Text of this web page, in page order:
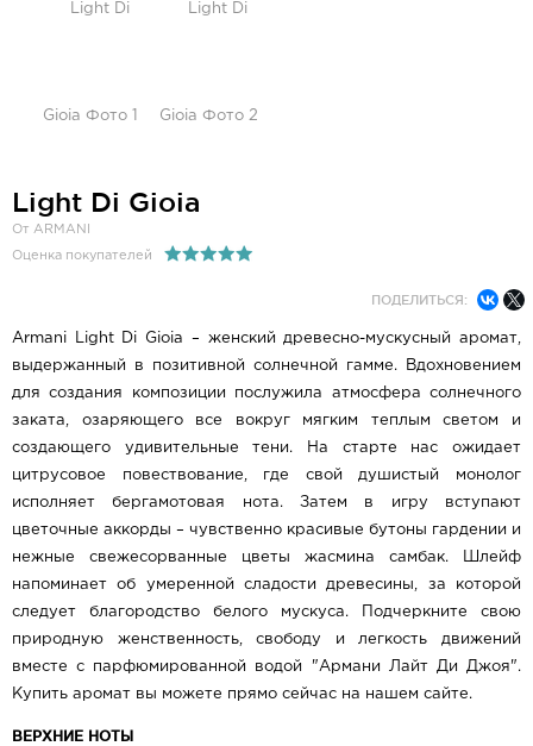
Light Di Gioia
От ARMANI
Оценка покупателей
ПОДЕЛИТЬСЯ:
Armani Light Di Gioia – женский древесно-мускусный аромат,
выдержанный в позитивной солнечной гамме. Вдохновением
для создания композиции послужила атмосфера солнечного
заката, озаряющего все вокруг мягким теплым светом и
создающего удивительные тени. На старте нас ожидает
цитрусовое повествование, где свой душистый монолог
исполняет бергамотовая нота. Затем в игру вступают
цветочные аккорды – чувственно красивые бутоны гардении и
нежные свежесорванные цветы жасмина самбак. Шлейф
напоминает об умеренной сладости древесины, за которой
следует благородство белого мускуса. Подчеркните свою
природную женственность, свободу и легкость движений
вместе с парфюмированной водой "Армани Лайт Ди Джоя".
Купить аромат вы можете прямо сейчас на нашем сайте.
ВЕРХНИЕ НОТЫ